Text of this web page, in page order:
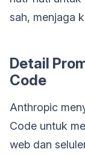
sah, menjaga
Detail
Code
Anthropic
Code untuk
web dan